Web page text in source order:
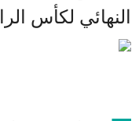
النهائي لكأس